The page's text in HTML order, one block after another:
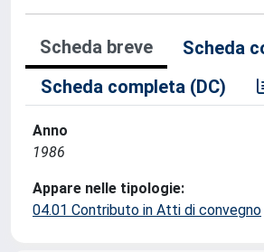
Scheda breve
Scheda
Scheda completa (DC)
Anno
1986
Appare nelle tipologie:
04.01 Contributo in Atti di convegno